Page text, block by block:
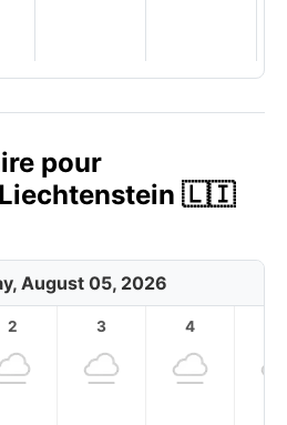
pour
Liechtenstein 🇱🇮
August 05, 2026
2 3 4